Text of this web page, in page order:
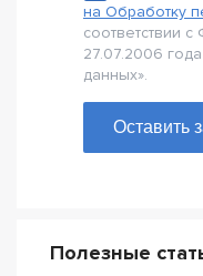
на Обработку
соответствии
27.07.2006
данных».
Оставить
Полезные